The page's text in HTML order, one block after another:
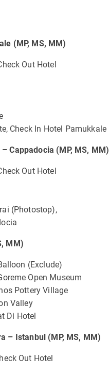
(MP, MS, MM)
Out Hotel
Check In Hotel Pamukkale
Cappadocia (MP, MS, MM)
Out Hotel
(Photostop),
MM)
(Exclude)
Open Museum
Pottery Village
Valley
Di Hotel
– Istanbul (MP, MS, MM)
Out Hotel